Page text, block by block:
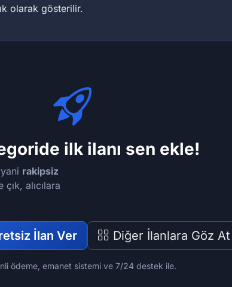
olarak gösterilir.
ilk ilanı sen ekle!
rakipsiz
alıcılara
İlan Ver Diğer İlanlara Göz At
ödeme, emanet sistemi ve 7/24 destek ile.